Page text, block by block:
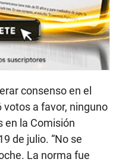
consenso en el
votos a favor, ninguno
en la Comisión
de julio. “No se
La norma fue